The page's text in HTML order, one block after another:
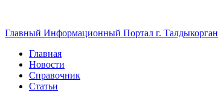
Главный Информационный Портал г. Талдыкорган
Главная
Новости
Справочник
Статьи